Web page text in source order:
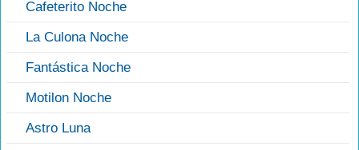
Cafeterito Noche
La Culona Noche
Fantástica Noche
Motilon Noche
Astro Luna